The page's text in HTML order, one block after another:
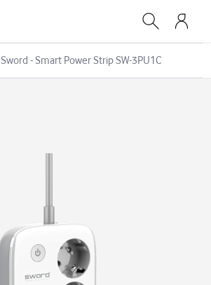
Sword - Smart Power Strip SW-3PU1C